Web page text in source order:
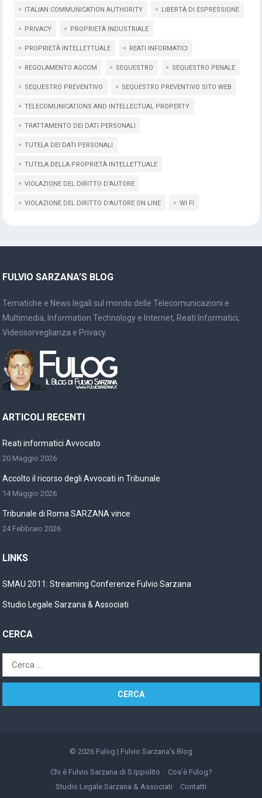
ITALIAN COMMUNICATION AUTHORITY LIBERTÀ DI ESPRESSIONE
PRIVACY PROPRIETÀ INDUSTRIALE
PROPRIETÀ INTELLETTUALE REATI INFORMATICI
REGOLAMENTO AGCOM SEQUESTRO SEQUESTRO PENALE
SEQUESTRO PREVENTIVO SEQUESTRO PREVENTIVO SITO WEB
TELECOMUNICATIONS AND INTELLECTUAL PROPERTY
TRATTAMENTO DEI DATI PERSONALI
TUTELA DEI DATI PERSONALI
TUTELA DELLA PROPRIETÀ INTELLETTUALE
VIOLAZIONE DEL DIRITTO D'AUTORE
VIOLAZIONE DEL DIRITTO D'AUTORE ON LINE WI FI
FULVIO SARZANA’S BLOG
Tematiche e News legali sul mondo delle Telecomunicazioni e
Multimedia, Information Technology e Internet, Reati Informatici,
Videosorveglianza e Privacy.
ARTICOLI RECENTI
Reati informatici Avvocato
20 Maggio 2026
Accolto il ricorso degli Avvocati in Tribunale
14 Maggio 2026
Tribunale di Roma SARZANA vince
24 Febbraio 2026
LINKS
SMAU 2011: Streaming Conferenze Fulvio Sarzana
Studio Legale Sarzana & Associati
CERCA
Ricerca
per:
© 2026 Fulog | Fulvio Sarzana's Blog
Chi è Fulvio Sarzana di S.Ippolito
Cos’è Fulog?
Studio Legale Sarzana & Associati
Contatti